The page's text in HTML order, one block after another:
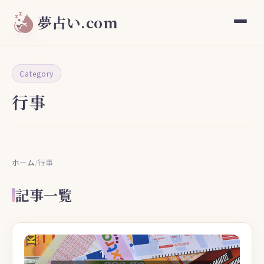
夢占い.com
Category
行事
ホーム/行事
記事一覧